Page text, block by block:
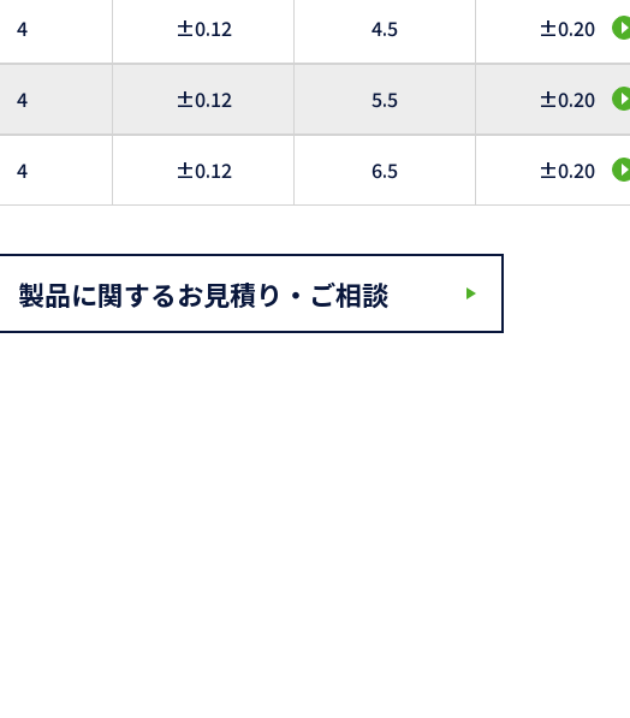
4 ±0.12 4.5 ±0.20
4 ±0.12 5.5 ±0.20
4 ±0.12 6.5 ±0.20
製品に関するお見積り・ご相談